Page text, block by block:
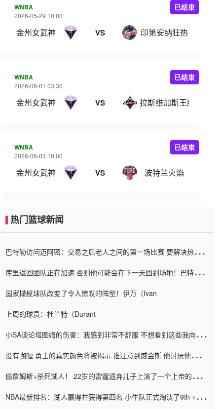
WNBA
2026-05-29 10:00
金州女武神 VS 印第安纳狂热
已结束
WNBA
2026-06-01 03:30
金州女武神 VS 拉斯维加斯王牌
已结束
WNBA
2026-06-03 10:00
金州女武神 VS 波特兰火焰
已结束
热门篮球新闻
巴特勒访问迈阿密：交易之后老人之间的第一场比赛 要解决热情的
库里返回团队正在加速 否则他可能会在下一天回到场地！巴特勒迈
国家橄榄球队改变了令人惊叹的阵型！伊万（Ivan
上周的球员：杜兰特（Durant
小SA谈论塔图姆的伤害：我感到非常不舒服 不想看到这些我向他
没有咖喱 勇士的真实颜色将被揭示 谁注意到威金斯 他讨厌他的老
偷詹姆斯+杀死湖人！ 22岁的雷霆遗弃儿子上演了一个上帝的剧
NBA最新排名：湖人赢得并获得第四名 小牛队正式淘汰了9th + 76